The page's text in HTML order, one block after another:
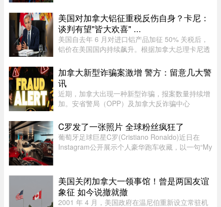
找回电脑。据Martin Picard介绍，被盗地点位于
Plateau-Mont-Royal区Duluth Es ...
美国对加拿大铝征重税反伤自身？卡尼：
谈判有望"皆大欢喜" ...
美国自去年 6 月对进口铝产品加征 50% 关税后，
铝价在美国国内持续飙升。根据加拿大总理卡尼透
物价指数上涨了 52%。卡尼在魁省一处 Rio Tinto
铝厂外对媒体表示："虽 ...
加拿大新型诈骗案激增 警方：留意几大警
讯
近期，加拿大出现一种新型诈骗，报案数量持续增
加。安省警局（OPP）及加拿大反诈骗中心
府机构，已针对这类手法日益复杂的骗局发出警
告。加拿大四大电信公司——罗渣士 ...
C罗发了一张照片 全球粉丝疯狂了
葡萄牙足球巨星C罗(Cristiano Ronaldo)近日在
Instagram公开展示个人豪华跑车收藏，以一句“My
Royce、McLaren、Bugatti等 ...
美国关闭加拿大一领事馆！曾是两国友谊
象征 如今说撤就撤
2001 年 4 月，美国政府在温尼伯重新设立常驻机